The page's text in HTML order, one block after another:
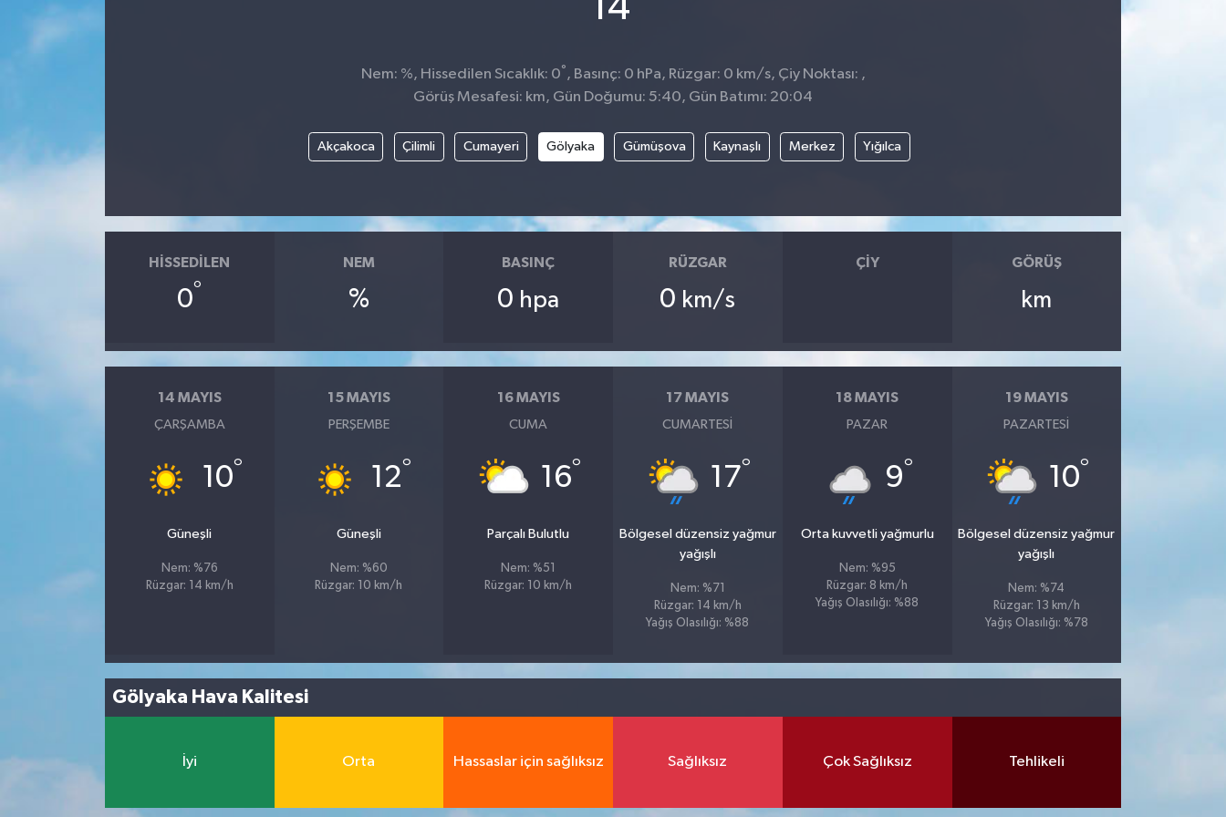
14
Nem: %, Hissedilen Sıcaklık: 0° , Basınç: 0 hPa, Rüzgar: 0 km/s, Çiy Noktası: ,
Görüş Mesafesi: km, Gün Doğumu: 5:40, Gün Batımı: 20:04
Akçakoca Çilimli Cumayeri Gölyaka Gümüşova Kaynaşlı Merkez Yığılca
HISSEDILEN
0°
NEM
%
BASINÇ
0 hpa
RÜZGAR
0 km/s
ÇIY GÖRÜŞ
km
14 MAYIS
ÇARŞAMBA
10°
Güneşli
Nem: %76
Rüzgar: 14 km/h
15 MAYIS
PERŞEMBE
12°
Güneşli
Nem: %60
Rüzgar: 10 km/h
16 MAYIS
CUMA
16°
Parçalı Bulutlu
Nem: %51
Rüzgar: 10 km/h
17 MAYIS
CUMARTESI
17°
Bölgesel düzensiz yağmur
yağışlı
Nem: %71
Rüzgar: 14 km/h
Yağış Olasılığı: %88
18 MAYIS
PAZAR
9°
Orta kuvvetli yağmurlu
Nem: %95
Rüzgar: 8 km/h
Yağış Olasılığı: %88
19 MAYIS
PAZARTESI
10°
Bölgesel düzensiz yağmur
yağışlı
Nem: %74
Rüzgar: 13 km/h
Yağış Olasılığı: %78
Gölyaka Hava Kalitesi
İyi Orta Hassaslar için sağlıksız Sağlıksız Çok Sağlıksız Tehlikeli
Spor